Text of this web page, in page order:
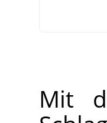
Mit